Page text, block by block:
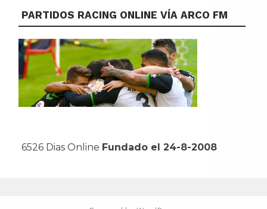
PARTIDOS RACING ONLINE VÍA ARCO FM
6526 Dias Online Fundado el 24-8-2008